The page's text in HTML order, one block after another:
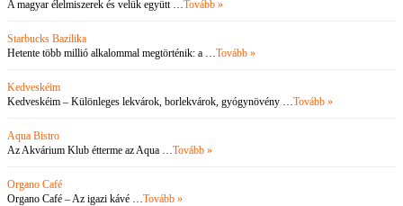
A magyar élelmiszerek és velük együtt … Tovább »
Starbucks Bazilika
Hetente több millió alkalommal megtörténik: a … Tovább »
Kedveskéim
Kedveskéim – Különleges lekvárok, borlekvárok, gyógynövény … Tovább »
Aqua Bistro
Az Akvárium Klub étterme az Aqua … Tovább »
Organo Café
Organo Café – Az igazi kávé … Tovább »